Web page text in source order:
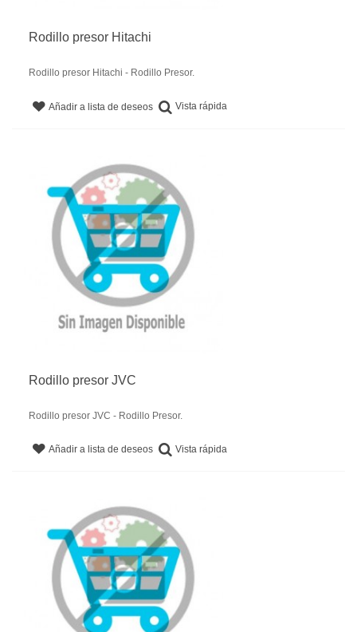
Rodillo presor Hitachi
Rodillo presor Hitachi - Rodillo Presor.
Añadir a lista de deseos Vista rápida
Rodillo presor JVC
Rodillo presor JVC - Rodillo Presor.
Añadir a lista de deseos Vista rápida